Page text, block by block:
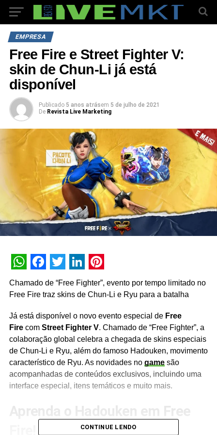
EMPRESA
Free Fire e Street Fighter V:
skin de Chun-Li já está
disponível
Publicado 5 anos atrásem 5 de julho de 2021
De Revista Live Marketing
WhatsApp
Facebook
Twitter
LinkedIn
Pinterest
Chamado de “Free Fighter”, evento por tempo limitado no
Free Fire traz skins de Chun-Li e Ryu para a batalha
Já está disponível o novo evento especial de Free
Firecom Street Fighter V. Chamado de “Free Fighter”, a
colaboração global celebra a chegada de skins especiais
de Chun-Li e Ryu, além do famoso Hadouken, movimento
característico de Ryu. As novidades no gamesão
acompanhadas de conteúdos exclusivos, incluindo uma
interface especial, itens temáticos e muito mais.
Aprenda o Hadouken em Free
CONTINUE LENDO